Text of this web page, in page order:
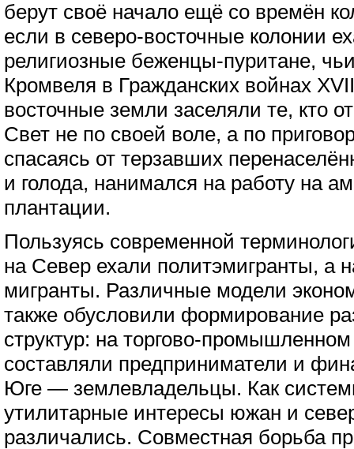
берут своё начало ещё со времён
если в северо-восточные колонии
религиозные беженцы-пуритане,
Кромвеля в Гражданских войнах
восточные земли заселяли те, кто
Свет не по своей воле, а по
спасаясь от терзавших
и голода, нанимался на работу на
плантации.
Пользуясь современной
на Север ехали политэмигранты, а
мигранты. Различные модели
также обусловили формирование
структур: на торгово-
составляли предприниматели и
Юге — землевладельцы. Как
утилитарные интересы южан и
различались. Совместная борьба